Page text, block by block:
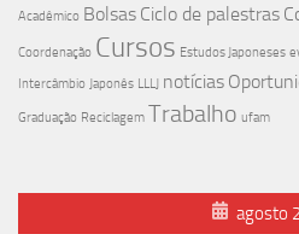
Acadêmico Bolsas Ciclo de palestras
Coordenação Cursos Estudos Japoneses
Intercâmbio Japonês LLLJ notícias
Graduação Reciclagem Trabalho ufam
agosto